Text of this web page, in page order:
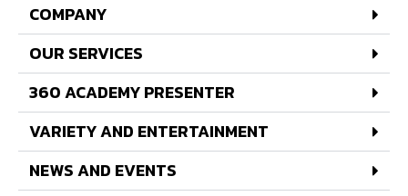
COMPANY
OUR SERVICES
360 ACADEMY PRESENTER
VARIETY AND ENTERTAINMENT
NEWS AND EVENTS